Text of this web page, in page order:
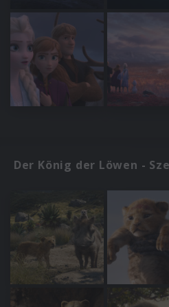
Der König der Löwen -